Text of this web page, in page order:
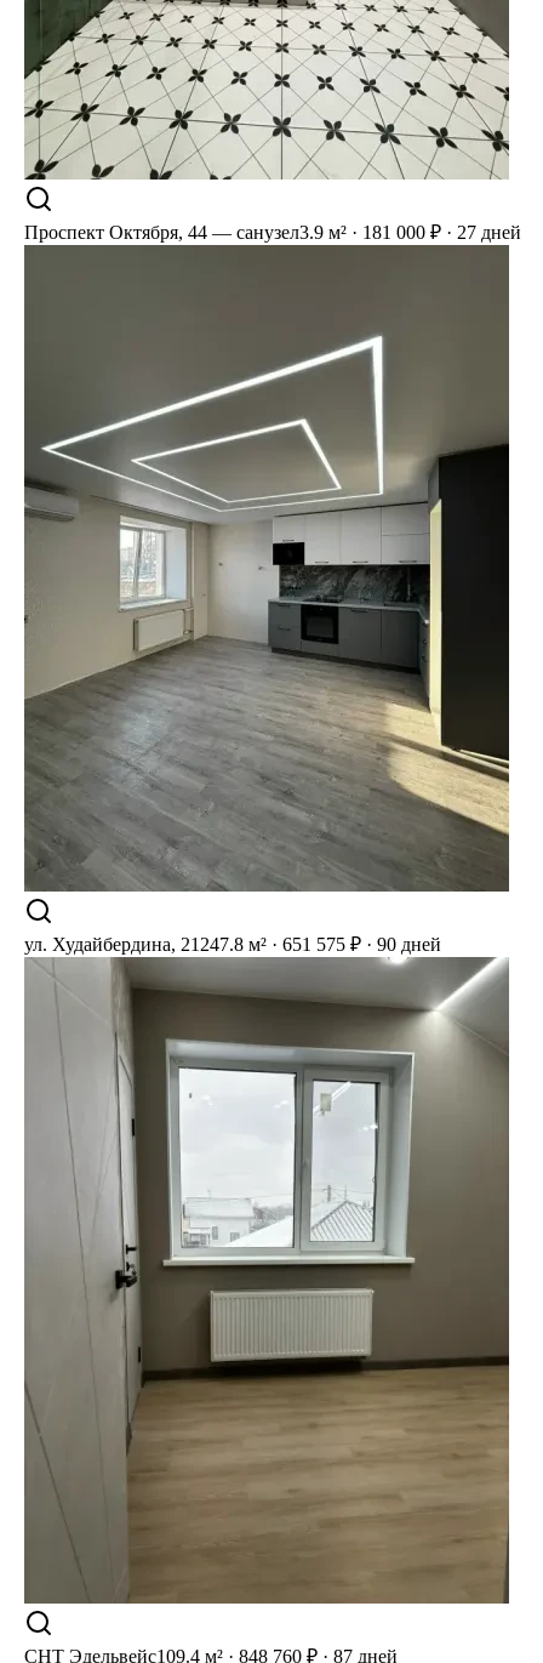
Проспект Октября, 44 — санузел3.9 м² · 181 000 ₽ · 27 дней
ул. Худайбердина, 21247.8 м² · 651 575 ₽ · 90 дней
СНТ Эдельвейс109.4 м² · 848 760 ₽ · 87 дней